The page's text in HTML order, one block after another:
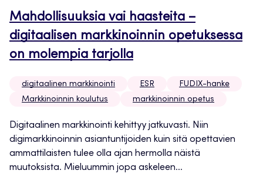
Mahdollisuuksia vai haasteita –
digitaalisen markkinoinnin opetuksessa
on molempia tarjolla
digitaalinen markkinointi ESR
FUDIX-hanke
Markkinoinnin koulutus
markkinoinnin opetus
Digitaalinen markkinointi kehittyy jatkuvasti. Niin
digimarkkinoinnin asiantuntijoiden kuin sitä opettavien
ammattilaisten tulee olla ajan hermolla näistä
muutoksista. Mieluummin jopa askeleen...